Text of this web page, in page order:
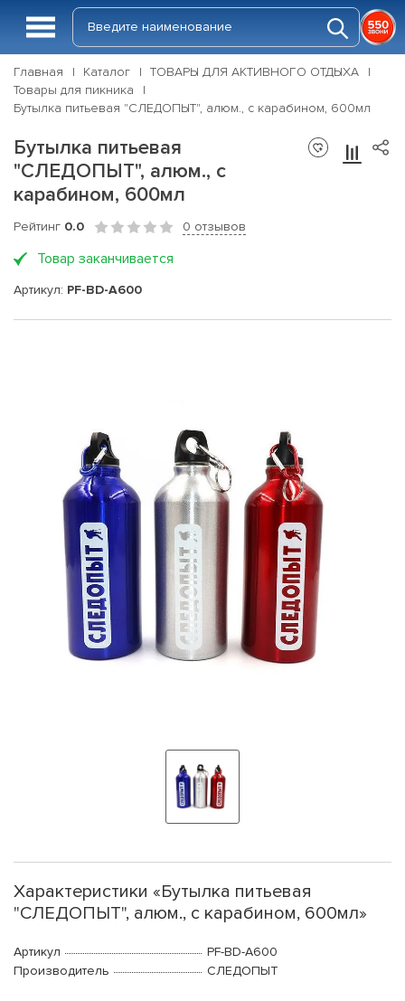
Главная Каталог
ТОВАРЫ ДЛЯ АКТИВНОГО ОТДЫХА
Товары для пикника
Бутылка питьевая "СЛЕДОПЫТ", алюм., с карабином, 600мл
Бутылка питьевая
"СЛЕДОПЫТ", алюм., с
карабином, 600мл
Рейтинг 0.0 0 отзывов
Товар заканчивается
Артикул: PF-BD-A600
Характеристики «Бутылка питьевая
"СЛЕДОПЫТ", алюм., с карабином, 600мл»
Артикул
PF-BD-A600
Производитель
СЛЕДОПЫТ